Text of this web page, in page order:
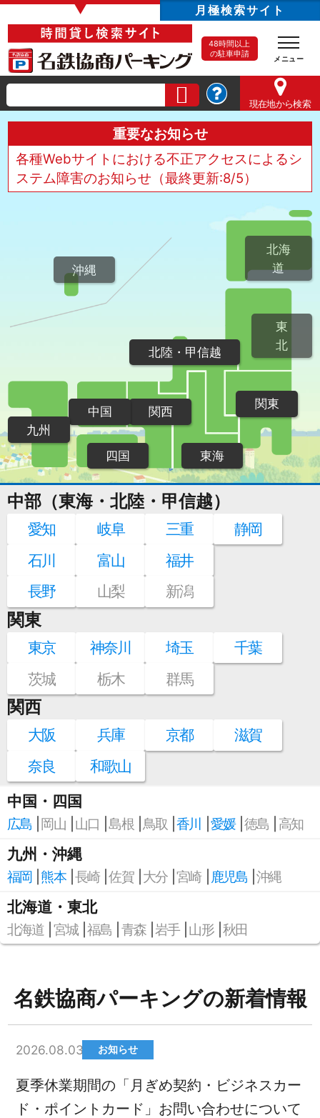
▼ 月極検索サイト
48時間以上
の駐車申請
現在地から検索
重要なお知らせ
各種Webサイトにおける不正アクセスによるシ
ステム障害のお知らせ（最終更新:8/5）
北海
道
東
北
関東
北陸・甲信越
東海
関西
中国
四国
九州
沖縄
中部（東海・北陸・甲信越）
愛知 岐阜 三重
静岡
石川
富山
福井
長野
山梨 新潟
関東
東京 神奈川 埼玉
千葉
茨城
栃木 群馬
関西
大阪 兵庫 京都
滋賀
奈良
和歌山
中国・四国
広島 岡山 山口 島根 鳥取 香川 愛媛 徳島 高知
九州・沖縄
福岡 熊本 長崎 佐賀 大分 宮崎 鹿児島 沖縄
北海道・東北
北海道 宮城 福島 青森 岩手 山形 秋田
名鉄協商パーキングの新着情報
2026.08.03 お知らせ
夏季休業期間の「月ぎめ契約・ビジネスカー
ド・ポイントカード」お問い合わせについて